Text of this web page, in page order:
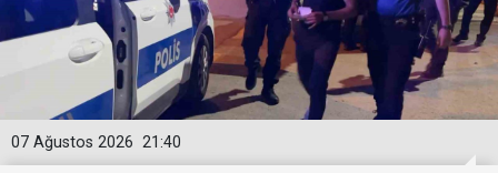
21:40
07 Ağustos 2026